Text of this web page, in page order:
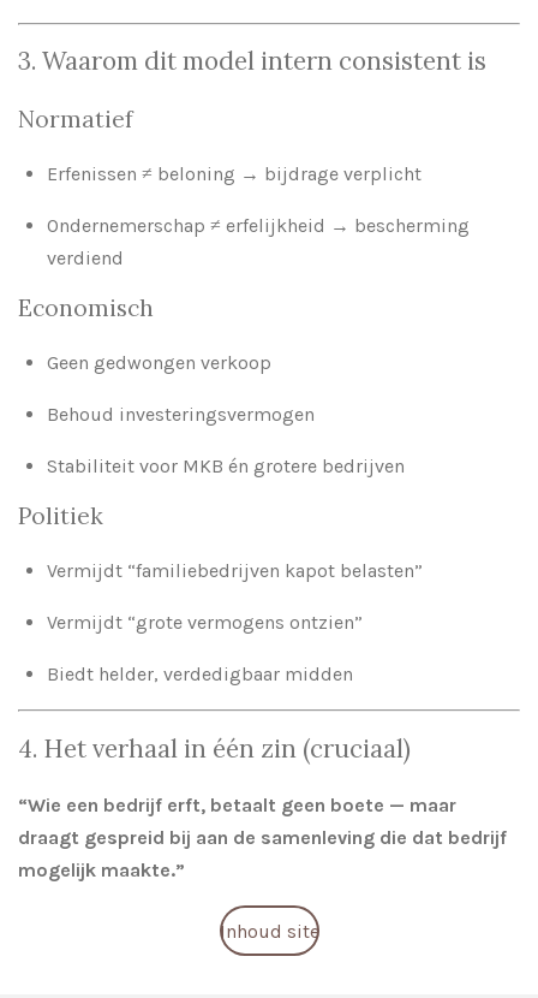
3. Waarom dit model intern consistent is
Normatief
Erfenissen ≠ beloning → bijdrage verplicht
Ondernemerschap ≠ erfelijkheid → bescherming
verdiend
Economisch
Geen gedwongen verkoop
Behoud investeringsvermogen
Stabiliteit voor MKB én grotere bedrijven
Politiek
Vermijdt “familiebedrijven kapot belasten”
Vermijdt “grote vermogens ontzien”
Biedt helder, verdedigbaar midden
4. Het verhaal in één zin (cruciaal)
“Wie een bedrijf erft, betaalt geen boete — maar
draagt gespreid bij aan de samenleving die dat bedrijf
mogelijk maakte.”
Inhoud site